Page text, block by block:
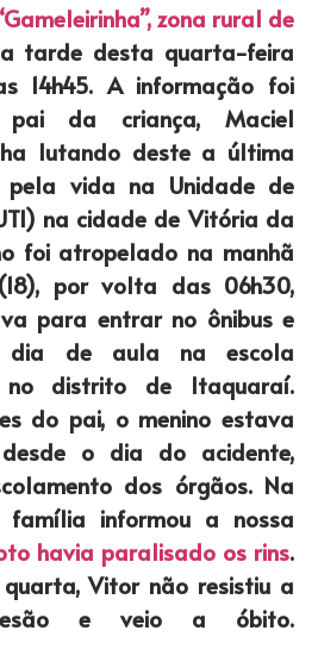
zona rural de
tarde desta quarta-feira
14h45. A informação foi
pai da criança, Maciel
lutando deste a última
pela vida na Unidade de
na cidade de Vitória da
foi atropelado na manhã
por volta das 06h30,
para entrar no ônibus e
dia de aula na escola
no distrito de Itaquaraí.
do pai, o menino estava
o dia do acidente,
dos órgãos. Na
informou a nossa
havia paralisado os rins.
Vitor não resistiu a
e veio a óbito.